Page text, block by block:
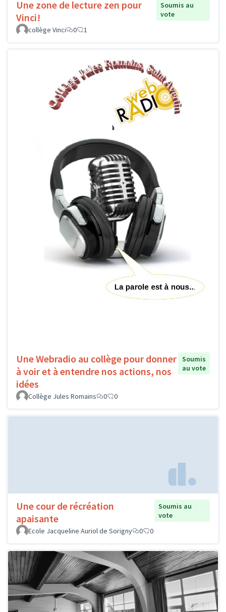
Une zone de lecture zen pour
Vinci!
Soumis au
vote
collège Vinci
0 1
Une Webradio au collège pour donner
à voir et à entendre nos actions, nos
idées
Soumis
au vote
Collège Jules Romains 0 0
Une cour de récréation
apaisante
Soumis au
vote
Ecole Jacqueline Auriol de Sorigny
0 0